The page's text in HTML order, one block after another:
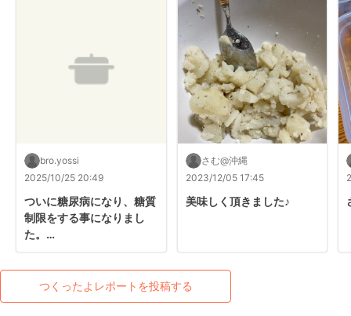
bro.yossi
2025/10/25 20:49
ついに糖尿病になり、糖質
制限をする事になりまし
た。
ていたのでサラダチキンで
代用してつくりました。
さむ@沖縄
2023/12/05 17:45
美味しく頂きました♪
つくったよレポートを投稿する